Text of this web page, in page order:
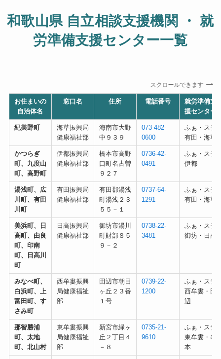
和歌山県 自立相談支援機関 ・ 就
労準備支援センター一覧
スクロールできます
お住まいの
自治体名
窓口名 住所 電話番号
就労準備支
援センター
紀美野町
海草振興局
健康福祉部
海南市大野
中９３９
073-482-
0600
ふぁ・ステ
有田・海草
かつらぎ
町、九度山
町、高野町
伊都振興局
健康福祉部
橋本市高野
口町名古曽
９２７
0736-42-
0491
ふぁ・ステ
伊都
湯浅町、広
川町、有田
川町
有田振興局
健康福祉部
有田郡湯浅
町湯浅２３
５５－１
0737-64-
1291
ふぁ・ステ
有田・海草
美浜町、日
高町、由良
町、印南
町、日高川
町
日高振興局
健康福祉部
御坊市湯川
町財部８５
９－２
0738-22-
3481
ふぁ・ステ
御坊・日高
みなべ町、
白浜町、上
富田町、す
さみ町
西牟婁振興
局健康福祉
部
田辺市朝日
ヶ丘２３番
１号
0739-22-
1200
ふぁ・ステ
西牟婁・田
辺
那智勝浦
町、太地
町、北山村
東牟婁振興
局健康福祉
部
新宮市緑ヶ
丘２丁目４
－８
0735-21-
9610
ふぁ・ステ
東牟婁・串
本